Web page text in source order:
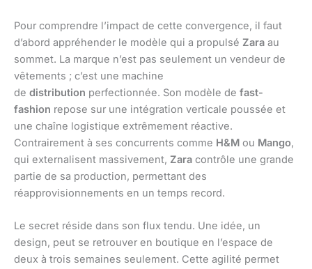
Pour comprendre l’impact de cette convergence, il faut
d’abord appréhender le modèle qui a propulsé Zara au
sommet. La marque n’est pas seulement un vendeur de
vêtements ; c’est une machine
de distribution perfectionnée. Son modèle de fast-
fashion repose sur une intégration verticale poussée et
une chaîne logistique extrêmement réactive.
Contrairement à ses concurrents comme H&M ou Mango,
qui externalisent massivement, Zara contrôle une grande
partie de sa production, permettant des
réapprovisionnements en un temps record.
Le secret réside dans son flux tendu. Une idée, un
design, peut se retrouver en boutique en l’espace de
deux à trois semaines seulement. Cette agilité permet